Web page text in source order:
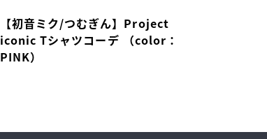
【初音ミク/つむぎん】Project
iconic Tシャツコーデ （color：
PINK）